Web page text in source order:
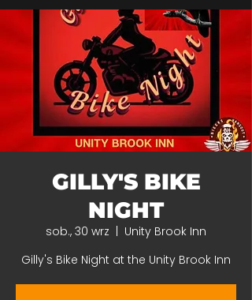
GILLY'S BIKE
NIGHT
sob., 30 wrz
Unity Brook Inn
Gilly's Bike Night at the Unity Brook Inn